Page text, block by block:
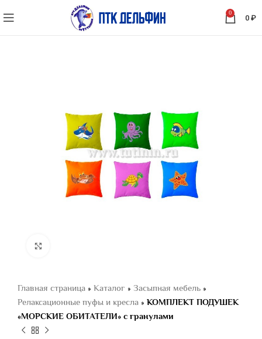
0
0 ₽
Главная страница » Каталог » Засыпная мебель »
Релаксационные пуфы и кресла » КОМПЛЕКТ ПОДУШЕК
«МОРСКИЕ ОБИТАТЕЛИ» с гранулами